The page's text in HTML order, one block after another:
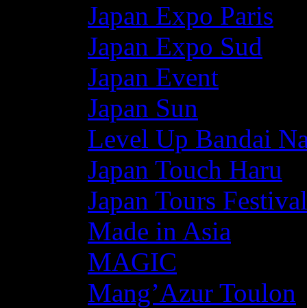
Japan Expo Paris
Japan Expo Sud
Japan Event
Japan Sun
Level Up Bandai
Japan Touch Haru
Japan Tours Festival
Made in Asia
MAGIC
Mang’Azur Toulon